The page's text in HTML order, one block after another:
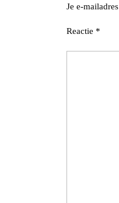
Je e-
Reactie *